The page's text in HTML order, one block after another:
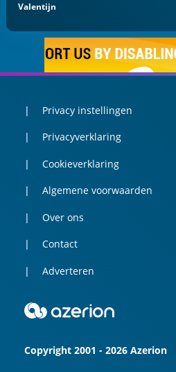
Valentijn
Privacy instellingen
Privacyverklaring
Cookieverklaring
Algemene voorwaarden
Over ons
Contact
Adverteren
Copyright 2001 - 2026 Azerion